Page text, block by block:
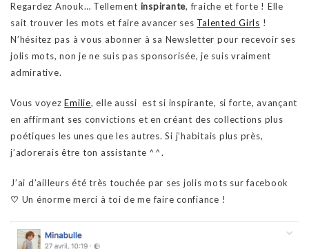
Regardez Anouk… Tellement inspirante, fraiche et forte ! Elle
sait trouver les mots et faire avancer ses Talented Girls !
N’hésitez pas à vous abonner à sa Newsletter pour recevoir ses
jolis mots, non je ne suis pas sponsorisée, je suis vraiment
admirative.
Vous voyezEmilie, elle aussi est si inspirante, si forte, avançant
en affirmant ses convictions et en créant des collections plus
poétiques les unes que les autres. Si j’habitais plus près,
j’adorerais être ton assistante ^^.
J’ai d’ailleurs été très touchée par ses jolis mots sur facebook
♡ Un énorme merci à toi de me faire confiance !